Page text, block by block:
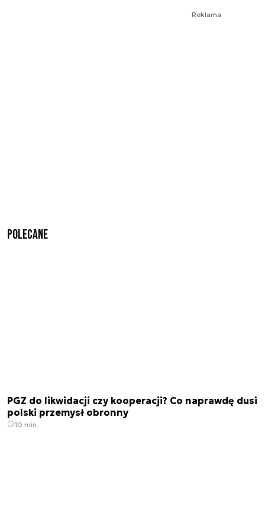
Reklama
Polecane
PGZ do likwidacji czy kooperacji? Co naprawdę dusi
polski przemysł obronny
10 min.